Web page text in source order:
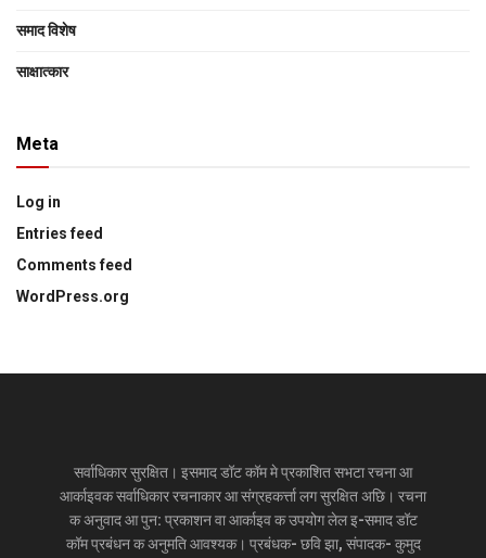
समाद विशेष
साक्षात्‍कार
Meta
Log in
Entries feed
Comments feed
WordPress.org
सर्वाधिकार सुरक्षित। इसमाद डॉट कॉम मे प्रकाशित सभटा रचना आ
आर्काइवक सर्वाधिकार रचनाकार आ संग्रहकर्त्ता लग सुरक्षित अछि। रचना
क अनुवाद आ पुन: प्रकाशन वा आर्काइव क उपयोग लेल इ-समाद डॉट
कॉम प्रबंधन क अनुमति आवश्यक। प्रबंधक- छवि झा, संपादक- कुमुद